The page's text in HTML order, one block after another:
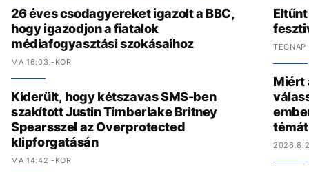
26 éves csodagyereket igazolt a BBC,
hogy igazodjon a fiatalok
médiafogyasztási szokásaihoz
MA 16:03 -KOR
Kiderült, hogy kétszavas SMS-ben
szakított Justin Timberlake Britney
Spearsszel az Overprotected
klipforgatásán
MA 14:42 -KOR
Miért
témát